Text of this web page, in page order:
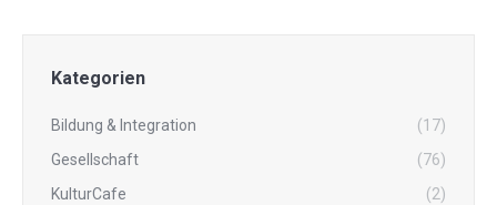
Kategorien
Bildung & Integration
(17)
Gesellschaft
(76)
KulturCafe
(2)